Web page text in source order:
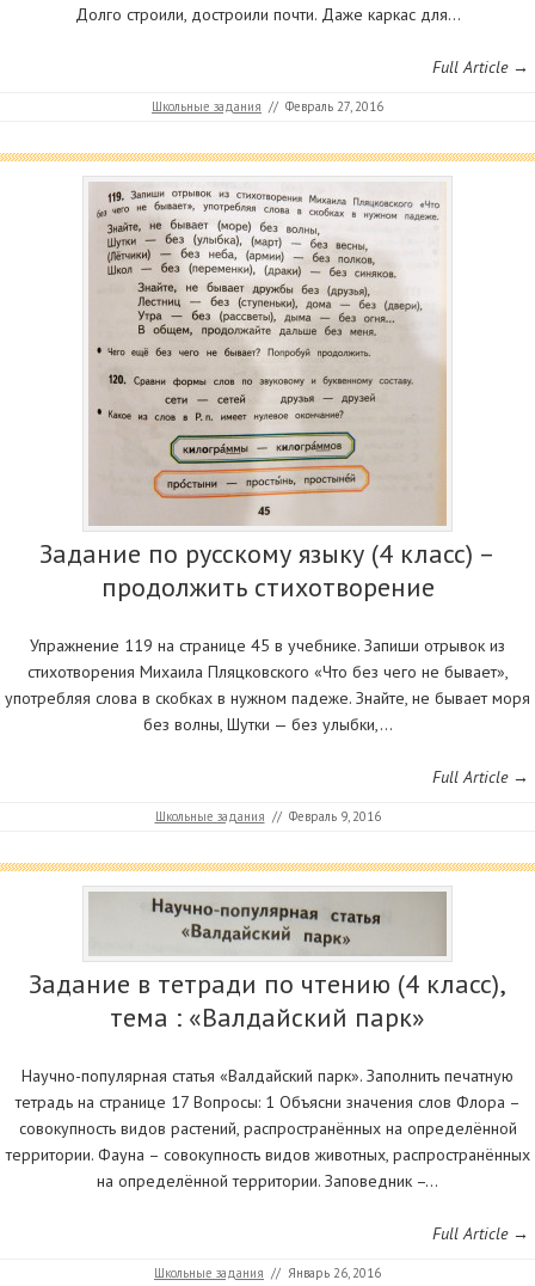
Долго строили, достроили почти. Даже каркас для…
Full Article →
Школьные задания // Февраль 27, 2016
Задание по русскому языку (4 класс) –
продолжить стихотворение
Упражнение 119 на странице 45 в учебнике. Запиши отрывок из
стихотворения Михаила Пляцковского «Что без чего не бывает»,
употребляя слова в скобках в нужном падеже. Знайте, не бывает моря
без волны, Шутки — без улыбки,…
Full Article →
Школьные задания // Февраль 9, 2016
Задание в тетради по чтению (4 класс),
тема : «Валдайский парк»
Научно-популярная статья «Валдайский парк». Заполнить печатную
тетрадь на странице 17 Вопросы: 1 Объясни значения слов Флора –
совокупность видов растений, распространённых на определённой
территории. Фауна – совокупность видов животных, распространённых
на определённой территории. Заповедник –…
Full Article →
Школьные задания // Январь 26, 2016